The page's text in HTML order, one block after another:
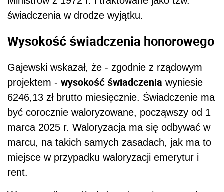
świadczenia w drodze wyjątku.
Wysokość świadczenia honorowego
Gajewski wskazał, że - zgodnie z rządowym
projektem - wysokość świadczenia wyniesie
6246,13 zł brutto miesięcznie. Świadczenie ma
być corocznie waloryzowane, począwszy od 1
marca 2025 r. Waloryzacja ma się odbywać w
marcu, na takich samych zasadach, jak ma to
miejsce w przypadku waloryzacji emerytur i
rent.